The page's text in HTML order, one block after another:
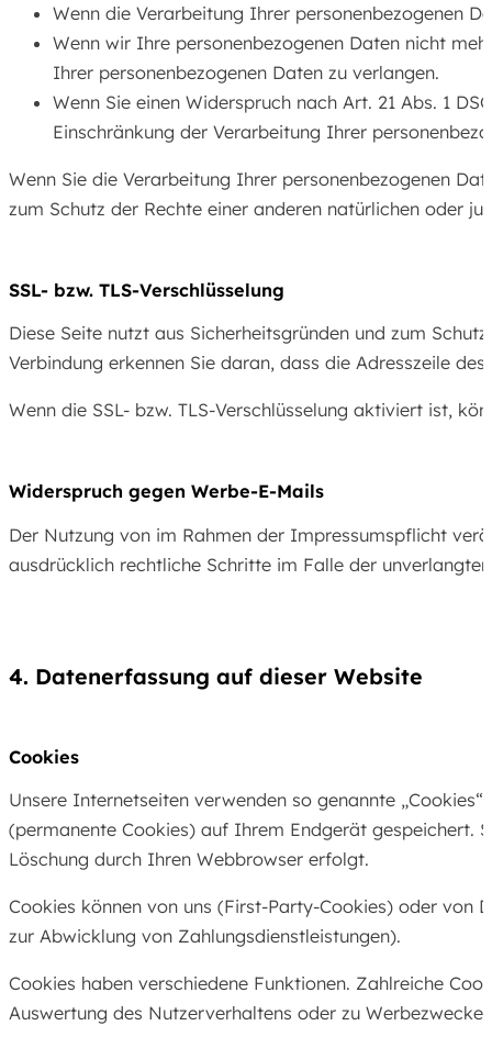
Wenn die Verarbeitung Ihrer personenbezogenen
Wenn wir Ihre personenbezogenen Daten nicht
Ihrer personenbezogenen Daten zu verlangen.
Wenn Sie einen Widerspruch nach Art. 21 Abs. 1
Einschränkung der Verarbeitung Ihrer
Wenn Sie die Verarbeitung Ihrer personenbezogenen
zum Schutz der Rechte einer anderen natürlichen oder
SSL- bzw. TLS-Verschlüsselung
Diese Seite nutzt aus Sicherheitsgründen und zum
Verbindung erkennen Sie daran, dass die Adresszeile
Wenn die SSL- bzw. TLS-Verschlüsselung aktiviert ist,
Widerspruch gegen Werbe-E-Mails
Der Nutzung von im Rahmen der Impressumspflicht
ausdrücklich rechtliche Schritte im Falle der
4. Datenerfassung auf dieser Website
Cookies
Unsere Internetseiten verwenden so genannte
(permanente Cookies) auf Ihrem Endgerät gespeichert.
Löschung durch Ihren Webbrowser erfolgt.
Cookies können von uns (First-Party-Cookies) oder von
zur Abwicklung von Zahlungsdienstleistungen).
Cookies haben verschiedene Funktionen. Zahlreiche
Auswertung des Nutzerverhaltens oder zu